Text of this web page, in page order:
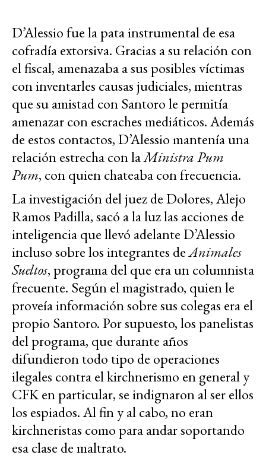
D’Alessio fue la pata instrumental de esa
cofradía extorsiva. Gracias a su relación con
el fiscal, amenazaba a sus posibles víctimas
con inventarles causas judiciales, mientras
que su amistad con Santoro le permitía
amenazar con escraches mediáticos. Además
de estos contactos, D’Alessio mantenía una
relación estrecha con laMinistra Pum
Pum, con quien chateaba con frecuencia.
La investigación del juez de Dolores, Alejo
Ramos Padilla, sacó a la luz las acciones de
inteligencia que llevó adelante D’Alessio
incluso sobre los integrantes deAnimales
Sueltos, programa del que era un columnista
frecuente. Según el magistrado, quien le
proveía información sobre sus colegas era el
propio Santoro. Por supuesto, los panelistas
del programa, que durante años
difundieron todo tipo de operaciones
ilegales contra el kirchnerismo en general y
CFK en particular, se indignaron al ser ellos
los espiados. Al fin y al cabo, no eran
kirchneristas como para andar soportando
esa clase de maltrato.